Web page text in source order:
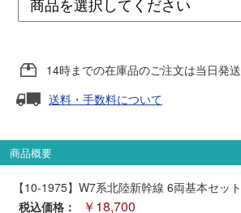
さんけい
トラムウェイ
天賞堂
14時までの在庫品のご注文は当日発送
送料・手数料について
商品概要
【10-1975】W7系北陸新幹線 6両基本セット
税込価格：
￥18,700